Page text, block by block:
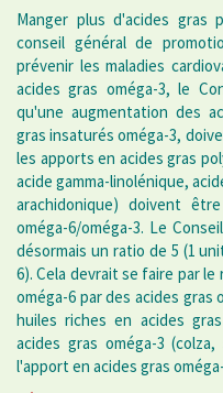
Manger plus d'acides gras
conseil général de
prévenir les maladies
acides gras oméga-3, le
qu'une augmentation des
gras insaturés oméga-3,
les apports en acides gras
acide gamma-linolénique,
arachidonique) doivent
oméga-6/oméga-3. Le
désormais un ratio de 5 (1
6). Cela devrait se faire par
oméga-6 par des acides gras
huiles riches en acides
acides gras oméga-3
l'apport en acides gras